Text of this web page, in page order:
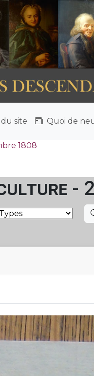
site Quoi de
1808
-